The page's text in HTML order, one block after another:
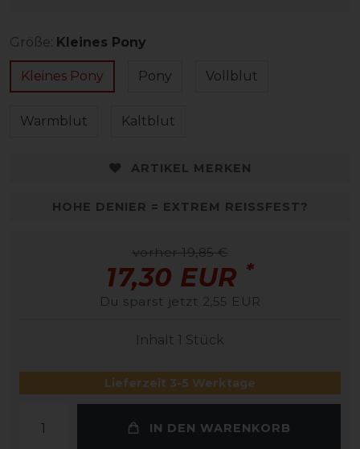
Größe: Kleines Pony
Kleines Pony Pony Vollblut
Warmblut Kaltblut
ARTIKEL MERKEN
HOHE DENIER = EXTREM REISSFEST?
vorher 19,85 €
17,30 EUR *
Du sparst jetzt 2,55 EUR
Inhalt 1 Stück
Lieferzeit 3-5 Werktage
IN DEN WARENKORB